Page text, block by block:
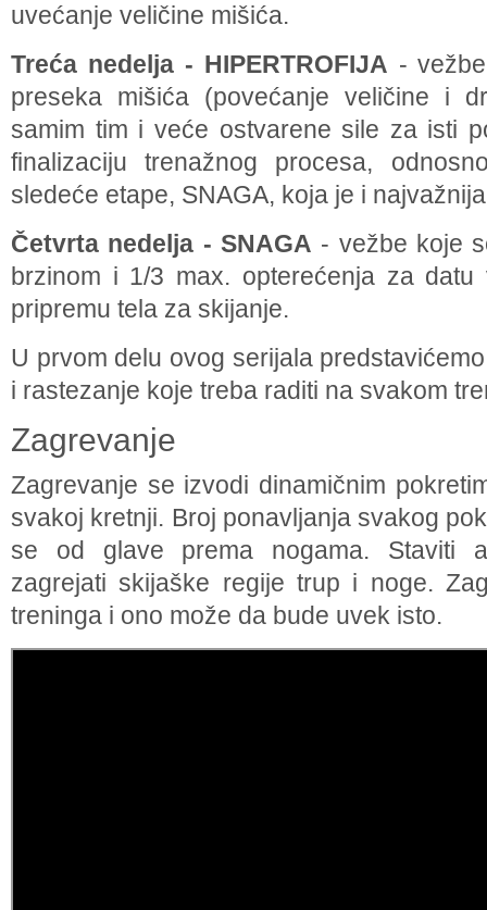
uvećanje veličine mišića.
Treća nedelja - HIPERTROFIJA -
preseka mišića (povećanje veličine i
samim tim i veće ostvarene sile za isti
finalizaciju trenažnog procesa,
sledeće etape, SNAGA, koja je i
Četvrta nedelja - SNAGA - vežbe koje
brzinom i 1/3 max. opterećenja za
pripremu tela za skijanje.
U prvom delu ovog serijala
i rastezanje koje treba raditi na svakom
Zagrevanje
Zagrevanje se izvodi dinamičnim
svakoj kretnji. Broj ponavljanja svakog
se od glave prema nogama. Staviti
zagrejati skijaške regije trup i noge.
treninga i ono može da bude uvek isto.